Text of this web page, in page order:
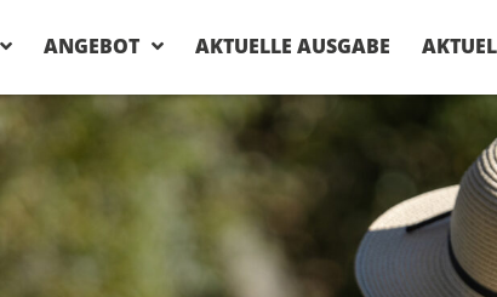
ANGEBOT AKTUELLE AUSGABE